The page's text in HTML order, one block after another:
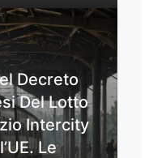
Decreto
Del Lotto
Intercity
Le